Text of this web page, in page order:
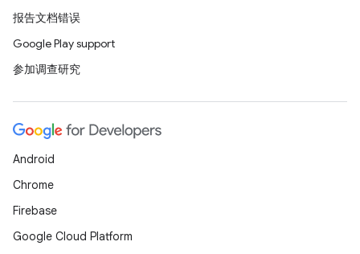
报告文档错误
Google Play support
参加调查研究
Android
Chrome
Firebase
Google Cloud Platform